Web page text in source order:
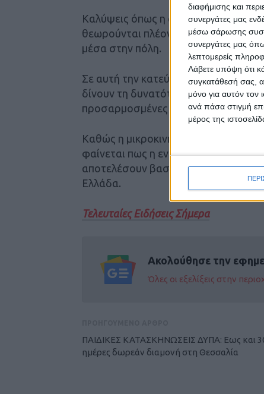
διαφήμισης και
συνεργάτες μας
μέσω σάρωσης
συνεργάτες μας
λεπτομερείς
Λάβετε υπόψη ότι
συγκατάθεσή σας,
μόνο για αυτόν τον
ανά πάσα στιγμή
μέρος της
Καλύψεις όπως η αστική ευθύνη, η
θεωρούνται πλέον ιδιαίτερα
μέσα στην πόλη.
Σε αυτή την κατεύθυνση, λύσεις
δίνουν τη δυνατότητα για online
προσαρμοσμένες στις ανάγκες της
Καθώς η μικροκινητικότητα αποκτά
φαίνεται πως η ενημέρωση, η
αποτελέσουν βασικά στοιχεία της
Ελλάδα.
Τελευταίες Ειδήσεις Σήμερα
Ακολούθησε την
Όλες οι εξελίξεις στην
ΠΑΙΔΙΚΕΣ ΚΑΤΑΣΚΗΝΩΣΕΙΣ ΔΥΠΑ: Εως και
ημέρες δωρεάν διαμονή στη Θεσσαλία